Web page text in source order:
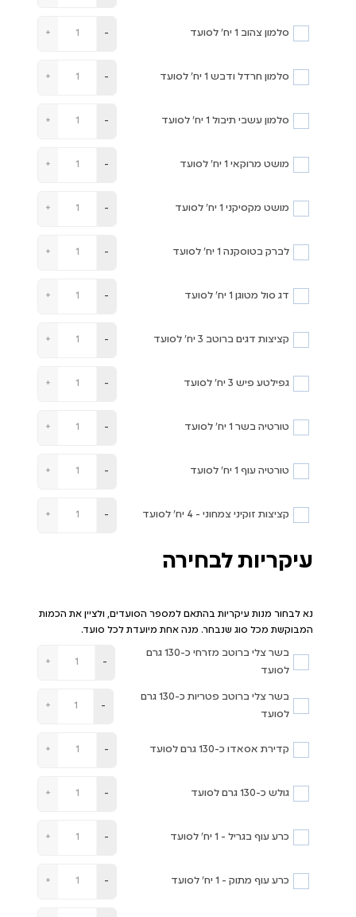
סלמון צהוב 1 יח' לסועד -
+
סלמון חרדל ודבש 1 יח' לסועד -
+
סלמון עשבי תיבול 1 יח' לסועד -
+
מושט מרוקאי 1 יח' לסועד -
+
מושט מקסיקני 1 יח' לסועד -
+
לברק בטוסקנה 1 יח' לסועד -
+
דג סול מטוגן 1 יח' לסועד -
+
קציצות דגים ברוטב 3 יח' לסועד -
+
גפילטע פיש 3 יח' לסועד -
+
טורטיה בשר 1 יח' לסועד -
+
טורטיה עוף 1 יח' לסועד -
+
קציצות זוקיני צמחוני - 4 יח' לסועד -
+
עיקריות לבחירה
נא לבחור מנות עיקריות בהתאם למספר הסועדים, ולציין את הכמות
המבוקשת מכל סוג שנבחר. מנה אחת מיועדת לכל סועד.
בשר צלי ברוטב מזרחי כ-130 גרם
לסועד
-
+
בשר צלי ברוטב פטריות כ-130 גרם
לסועד
-
+
קדירת אסאדו כ-130 גרם לסועד -
+
גולש כ-130 גרם לסועד -
+
כרע עוף בגריל - 1 יח' לסועד -
+
כרע עוף מתוק - 1 יח' לסועד -
+